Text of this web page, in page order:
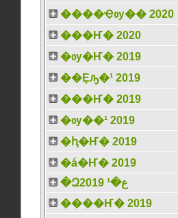
����Ҿѹ�� 2020
���Ҥ� 2020
�ѹ�Ҥ� 2019
��Ȩԡ�¹ 2019
���Ҥ� 2019
�ѹ��¹ 2019
�ԧ�Ҥ� 2019
�á�Ҥ� 2019
�Զع�¹ 2019
����Ҥ� 2019